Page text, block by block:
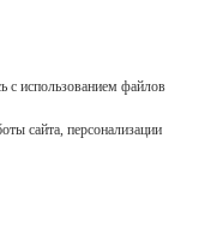
с использованием файлов
сайта, персонализации